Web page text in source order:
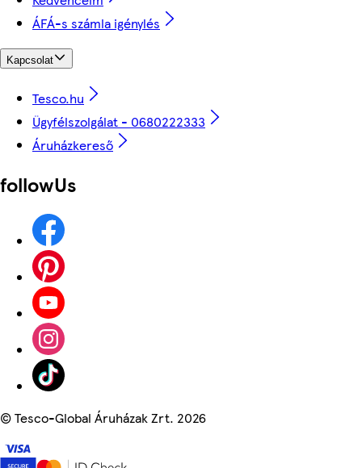
ÁFÁ-s számla igénylés
Kapcsolat
Tesco.hu
Ügyfélszolgálat - 0680222333
Áruházkereső
followUs
©Tesco-Global Áruházak Zrt. 2026